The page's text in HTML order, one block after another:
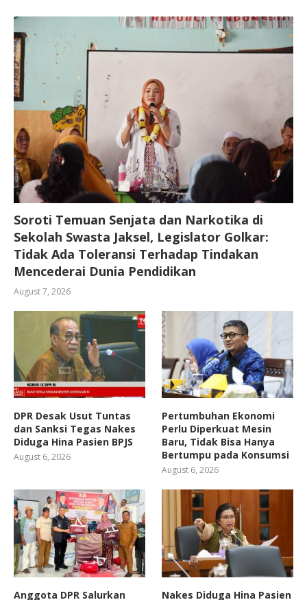
Soroti Temuan Senjata dan Narkotika di
Sekolah Swasta Jaksel, Legislator Golkar:
Tidak Ada Toleransi Terhadap Tindakan
Mencederai Dunia Pendidikan
August 7, 2026
DPR Desak Usut Tuntas
dan Sanksi Tegas Nakes
Diduga Hina Pasien BPJS
August 6, 2026
Pertumbuhan Ekonomi
Perlu Diperkuat Mesin
Baru, Tidak Bisa Hanya
Bertumpu pada Konsumsi
August 6, 2026
Anggota DPR Salurkan Nakes Diduga Hina Pasien